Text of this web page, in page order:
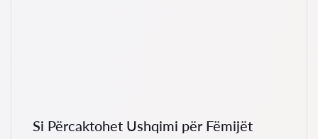
Si Përcaktohet Ushqimi për Fëmijët